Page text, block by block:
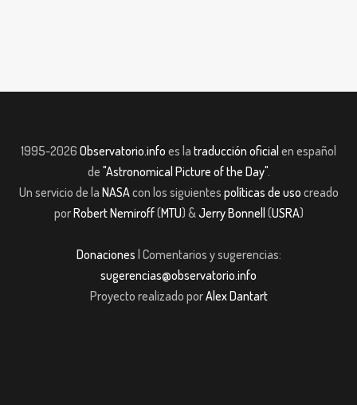
1995-2026 Observatorio.info es la traducción oficial en español
de "Astronomical Picture of the Day".
Un servicio de la NASAcon los siguientes políticas de uso creado
porRobert Nemiroff(MTU) &Jerry Bonnell (USRA)
Donaciones | Comentarios y sugerencias:
sugerencias@observatorio.info
Proyecto realizado porAlex Dantart